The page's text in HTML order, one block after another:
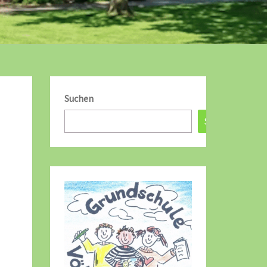
Suchen
Suchen